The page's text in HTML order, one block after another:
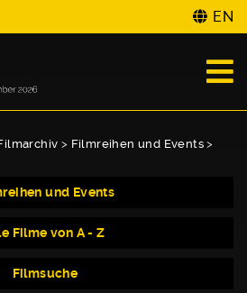
EN
> Filmreihen und Events >
und Events
Filme von A - Z
Filmsuche